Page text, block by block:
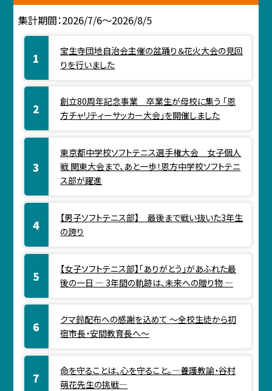
集計期間：2026/7/6～2026/8/5
宝生寺団地自治会主催の盆踊り＆花火大会の見回
りを行いました
創立80周年記念事業 卒業生が母校に集う 「恩
方チャリティーサッカー大会」を開催しました
東京都中学校ソフトテニス選手権大会 女子個人
戦 関東大会まで、あと一歩！恩方中学校ソフトテニ
ス部が躍進
【男子ソフトテニス部】 最後まで戦い抜いた3年生
の誇り
【女子ソフトテニス部】「ありがとう」があふれた最
後の一日 ― 3年間の軌跡は、未来への贈り物 ―
クマ鈴配布への感謝を込めて ～全校生徒から初
宿市長・安間教育長へ～
命を守ることは、心を守ること。―養護教諭・谷村
萌花先生の挑戦―